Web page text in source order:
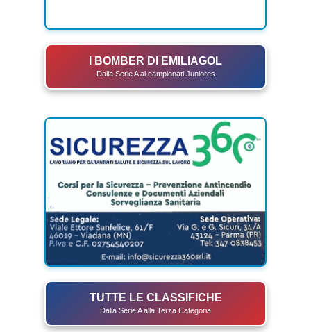
I BOMBER DI EMILIAGOL
Dalla Serie A ai campionati Juniores
TUTTE LE CLASSIFICHE
Dalla Serie A alla Terza Categoria